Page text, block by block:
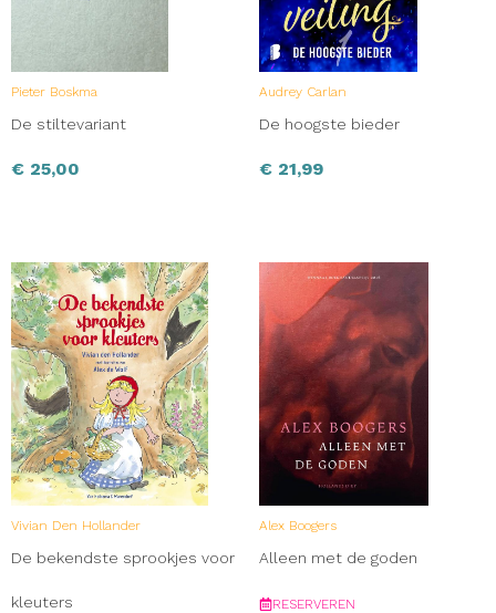
Pieter Boskma
De stiltevariant
€ 25,00
Audrey Carlan
De hoogste bieder
€ 21,99
Vivian Den Hollander
De bekendste sprookjes voor
kleuters
Alex Boogers
Alleen met de goden
RESERVEREN